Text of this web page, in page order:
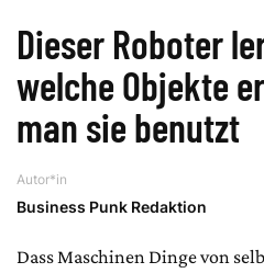
Dieser Roboter
welche Objekte
man sie benutzt
Autor*in
Business Punk Redaktion
Dass Maschinen Dinge von